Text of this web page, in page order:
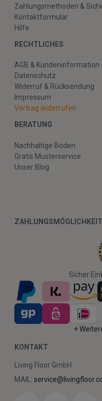
Zahlungsmethoden &
Kontaktformular
Hilfe
RECHTLICHES
AGB & Kundeninformation
Datenschutz
Widerruf & Rücksendung
Impressum
Vertrag widerrufen
BERATUNG
Nachhaltige Böden
Gratis Musterservice
Unser Blog
Sicher
+
KONTAKT
Living Floor GmbH
MAIL: